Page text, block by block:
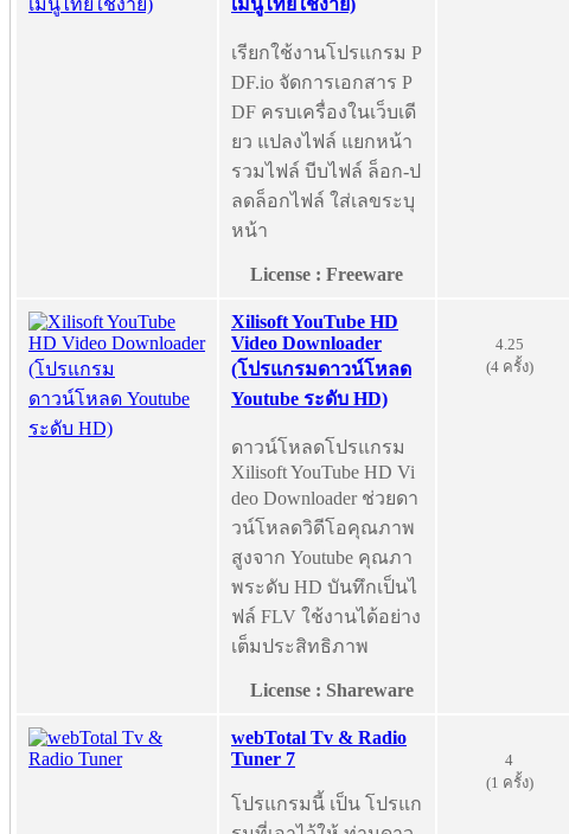
เมนูไทยใช้ง่าย)
เรียกใช้งานโปรแกรม P
DF.io จัดการเอกสาร P
DF ครบเครื่องในเว็บเดี
ยว แปลงไฟล์ แยกหน้า
รวมไฟล์ บีบไฟล์ ล็อก-ป
ลดล็อกไฟล์ ใส่เลขระบุ
หน้า
License : Freeware
Xilisoft YouTube HD
Video Downloader
(โปรแกรมดาวน์โหลด
Youtube ระดับ HD)
ดาวน์โหลดโปรแกรม
Xilisoft YouTube HD Vi
deo Downloader ช่วยดา
วน์โหลดวิดีโอคุณภาพ
สูงจาก Youtube คุณภา
พระดับ HD บันทึกเป็นไ
ฟล์ FLV ใช้งานได้อย่าง
เต็มประสิทธิภาพ
License : Shareware
4.25
(4 ครั้ง)
webTotal Tv & Radio
Tuner 7
โปรแกรมนี้ เป็น โปรแก
4
(1 ครั้ง)